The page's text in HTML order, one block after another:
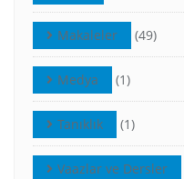
Makaleler (49)
Medya (1)
Tanıklık (1)
Vaazlar ve Dersler